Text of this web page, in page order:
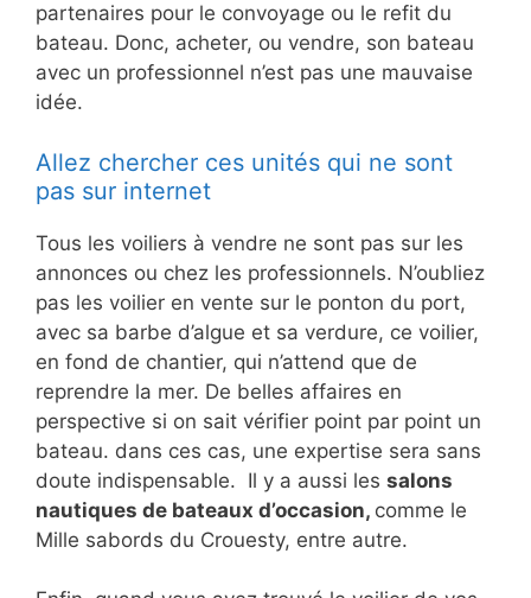
partenaires pour le convoyage ou le refit du
bateau. Donc, acheter, ou vendre, son bateau
avec un professionnel n’est pas une mauvaise
idée.
Allez chercher ces unités qui ne sont
pas sur internet
Tous les voiliers à vendre ne sont pas sur les
annonces ou chez les professionnels. N’oubliez
pas les voilier en vente sur le ponton du port,
avec sa barbe d’algue et sa verdure, ce voilier,
en fond de chantier, qui n’attend que de
reprendre la mer. De belles affaires en
perspective si on sait vérifier point par point un
bateau. dans ces cas, une expertise sera sans
doute indispensable. Il y a aussi les salons
nautiques de bateaux d’occasion, comme le
Mille sabords du Crouesty, entre autre.